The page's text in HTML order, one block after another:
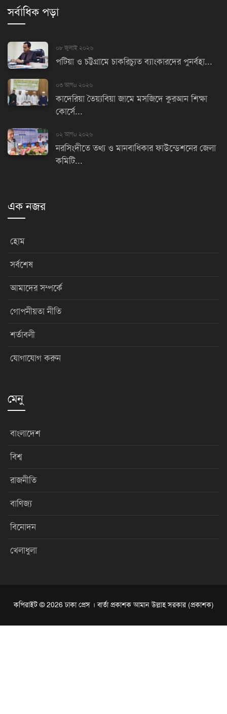
সর্বাধিক পড়া
০৮ জুলাই ২০২৬
পটিয়া ও চট্টগ্রামে চাকরিচ্যুত ব্যাংকারদের পুনর্বহা...
০৩ আগu ২০২৬
কাদেরিয়া তৈয়্যবিয়া জামে মসজিদে কুরআন শিক্ষা
কোর্সে...
০২ আগu ২০২৬
নরসিংদীতে তথ্য ও মানবাধিকার ফাউন্ডেশনের জেলা
কমিটি...
এক নজর
হোম
সর্বশেষ
আমাদের সম্পর্কে
গোপনীয়তা নীতি
শর্তাবলী
যোগাযোগ করুন
মেনু
বাংলাদেশ
বিশ্ব
রাজনীতি
বাণিজ্য
বিনোদন
খেলাধুলা
কপিরাইট © 2026 ঢাকা প্রেস । বার্তা প্রকাশক আমান উল্লাহ সরকার (প্রকাশক)